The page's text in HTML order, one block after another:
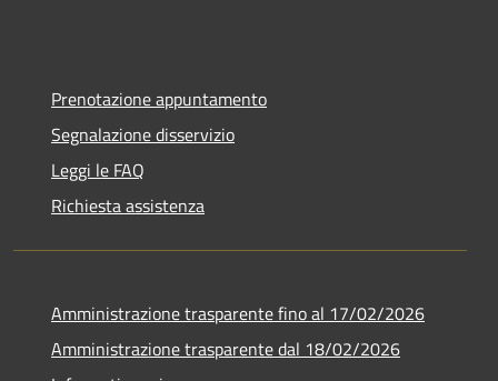
Prenotazione appuntamento
Segnalazione disservizio
Leggi le FAQ
Richiesta assistenza
Amministrazione trasparente fino al 17/02/2026
Amministrazione trasparente dal 18/02/2026